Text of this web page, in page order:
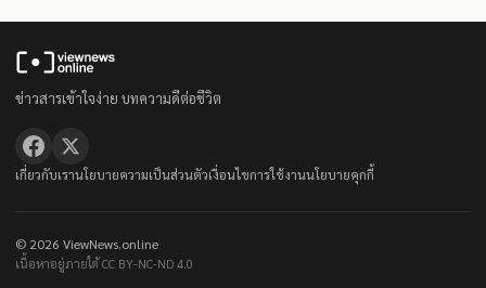
ข่าวสารเข้าใจง่าย บทความดีต่อชีวิต
เกี่ยวกับเรานโยบายความเป็นส่วนตัวเงื่อนไขการใช้งานนโยบายคุกกี้
© 2026 ViewNews.online
เนื้อหาอยู่ภายใต้ CC BY-NC-ND 4.0